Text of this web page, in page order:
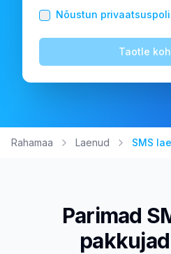
Nõustun
Taotle
Rahamaa Laenud SMS
Parimad